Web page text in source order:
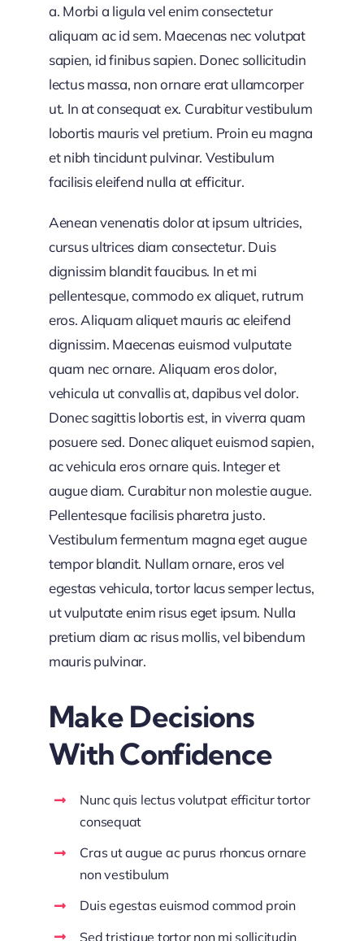
a. Morbi a ligula vel enim consectetur
aliquam ac id sem. Maecenas nec volutpat
sapien, id finibus sapien. Donec sollicitudin
lectus massa, non ornare erat ullamcorper
ut. In at consequat ex. Curabitur vestibulum
lobortis mauris vel pretium. Proin eu magna
et nibh tincidunt pulvinar. Vestibulum
facilisis eleifend nulla at efficitur.
Aenean venenatis dolor at ipsum ultricies,
cursus ultrices diam consectetur. Duis
dignissim blandit faucibus. In et mi
pellentesque, commodo ex aliquet, rutrum
eros. Aliquam aliquet mauris ac eleifend
dignissim. Maecenas euismod vulputate
quam nec ornare. Aliquam eros dolor,
vehicula ut convallis at, dapibus vel dolor.
Donec sagittis lobortis est, in viverra quam
posuere sed. Donec aliquet euismod sapien,
ac vehicula eros ornare quis. Integer et
augue diam. Curabitur non molestie augue.
Pellentesque facilisis pharetra justo.
Vestibulum fermentum magna eget augue
tempor blandit. Nullam ornare, eros vel
egestas vehicula, tortor lacus semper lectus,
ut vulputate enim risus eget ipsum. Nulla
pretium diam ac risus mollis, vel bibendum
mauris pulvinar.
Make Decisions
With Confidence
Nunc quis lectus volutpat efficitur tortor
consequat
Cras ut augue ac purus rhoncus ornare
non vestibulum
Duis egestas euismod commod proin
Sed tristique tortor non mi sollicitudin